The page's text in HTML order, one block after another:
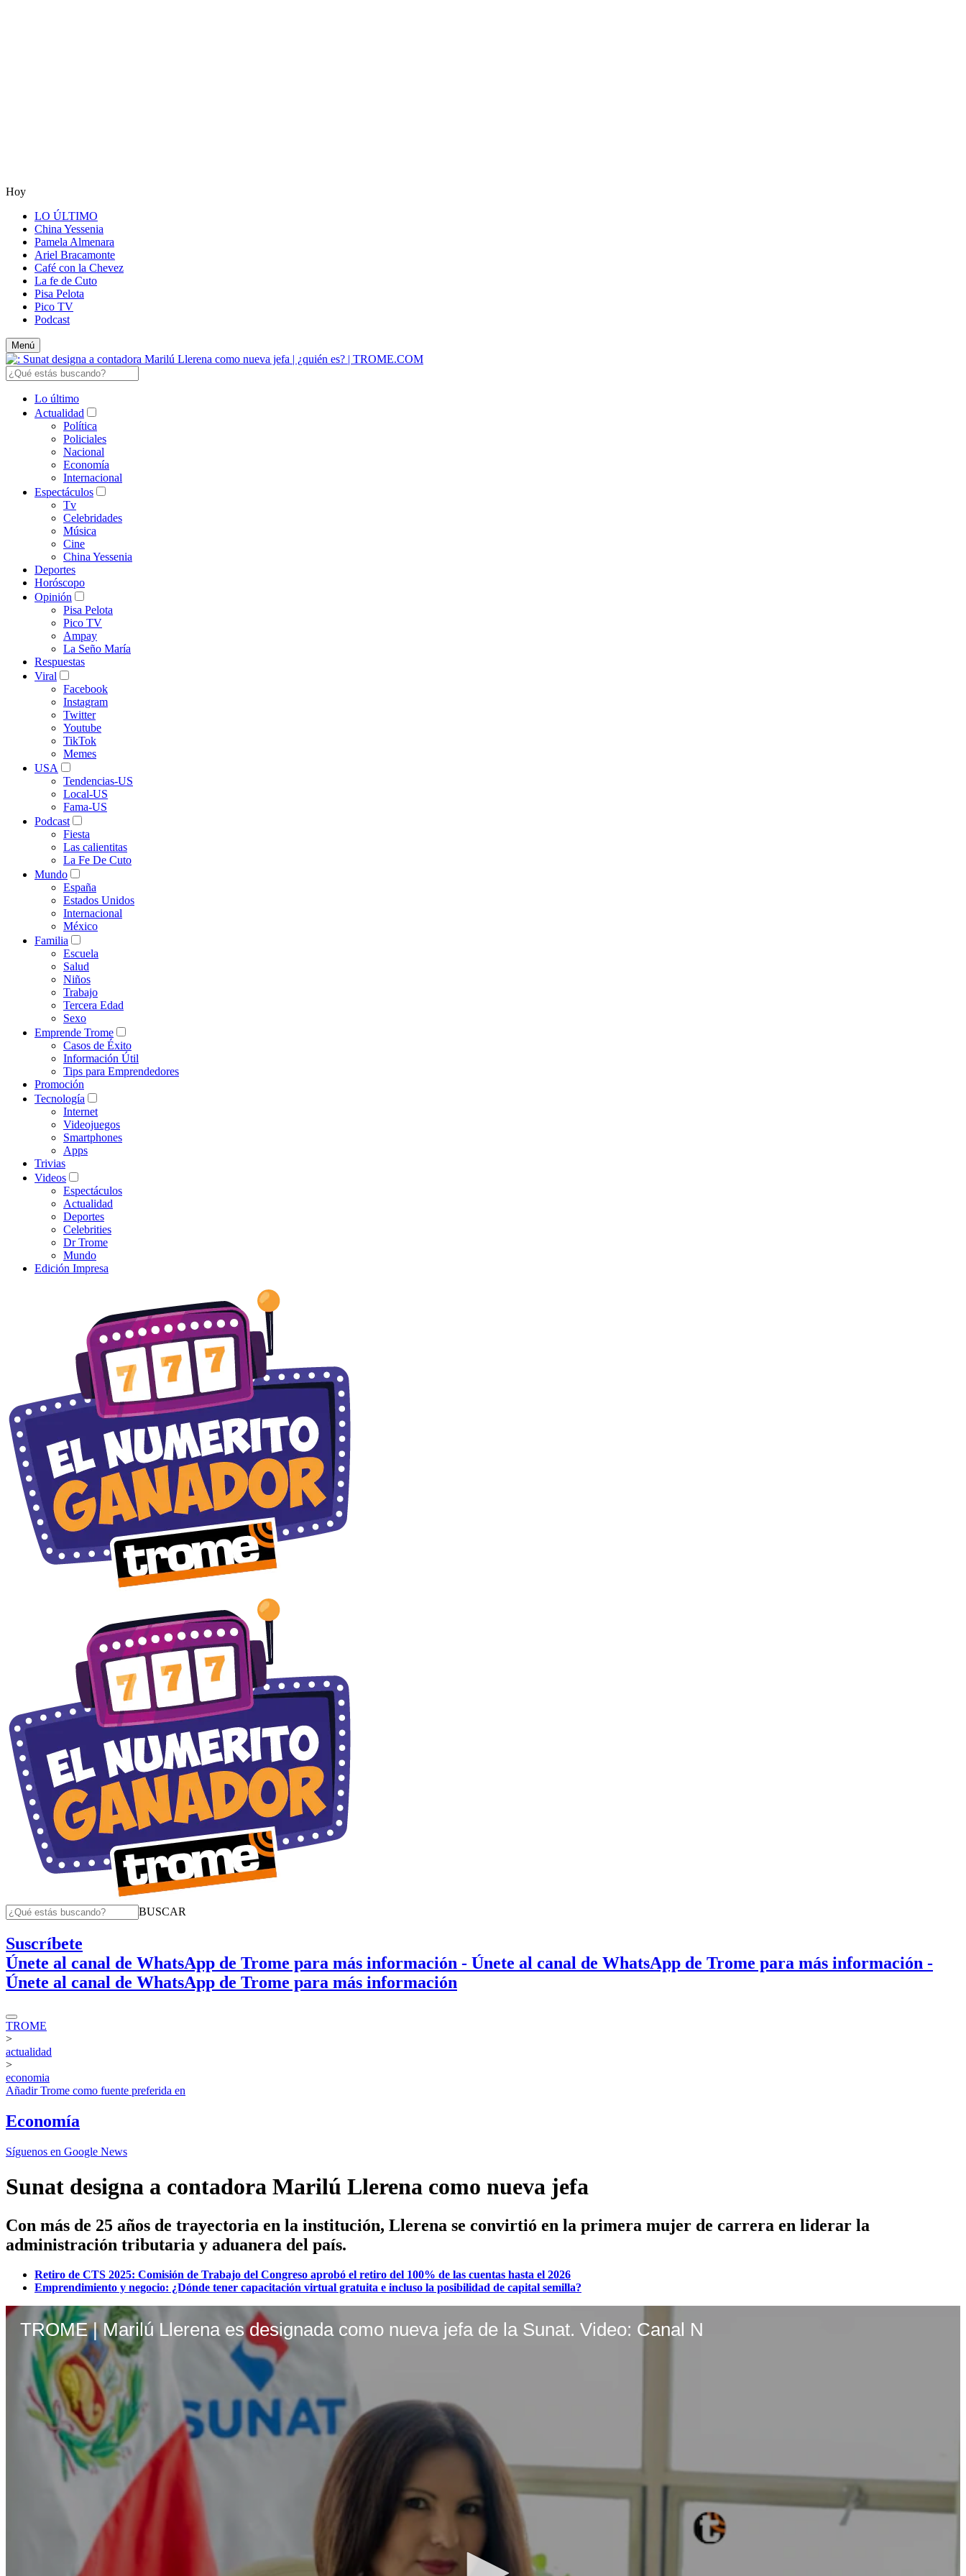
Hoy
LO ÚLTIMO
China Yessenia
Pamela Almenara
Ariel Bracamonte
Café con la Chevez
La fe de Cuto
Pisa Pelota
Pico TV
Podcast
Menú
Lo último
Actualidad
Política
Policiales
Nacional
Economía
Internacional
Espectáculos
Tv
Celebridades
Música
Cine
China Yessenia
Deportes
Horóscopo
Opinión
Pisa Pelota
Pico TV
Ampay
La Seño María
Respuestas
Viral
Facebook
Instagram
Twitter
Youtube
TikTok
Memes
USA
Tendencias-US
Local-US
Fama-US
Podcast
Fiesta
Las calientitas
La Fe De Cuto
Mundo
España
Estados Unidos
Internacional
México
Familia
Escuela
Salud
Niños
Trabajo
Tercera Edad
Sexo
Emprende Trome
Casos de Éxito
Información Útil
Tips para Emprendedores
Promoción
Tecnología
Internet
Videojuegos
Smartphones
Apps
Trivias
Videos
Espectáculos
Actualidad
Deportes
Celebrities
Dr Trome
Mundo
Edición Impresa
BUSCAR
Suscríbete
Únete al canal de WhatsApp de Trome para más información - Únete al canal de WhatsApp de Trome para más información -
Únete al canal de WhatsApp de Trome para más información
TROME
>
actualidad
>
economia
AñadirTrome como fuente preferida en
Economía
Síguenos en Google News
Sunat designa a contadora Marilú Llerena como nueva jefa
Con más de 25 años de trayectoria en la institución, Llerena se convirtió en la primera mujer de carrera en liderar la
administración tributaria y aduanera del país.
Retiro de CTS 2025: Comisión de Trabajo del Congreso aprobó el retiro del 100% de las cuentas hasta el 2026
Emprendimiento y negocio: ¿Dónde tener capacitación virtual gratuita e incluso la posibilidad de capital semilla?
TROME | Marilú Llerena es designada como nueva jefa de la Sunat. Video: Canal N